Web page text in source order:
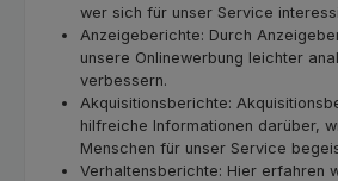
wer sich für unser Service
Anzeigeberichte: Durch
unsere Onlinewerbung leichter
verbessern.
Akquisitionsberichte:
hilfreiche Informationen darüber,
Menschen für unser Service
Verhaltensberichte: Hier erfahren